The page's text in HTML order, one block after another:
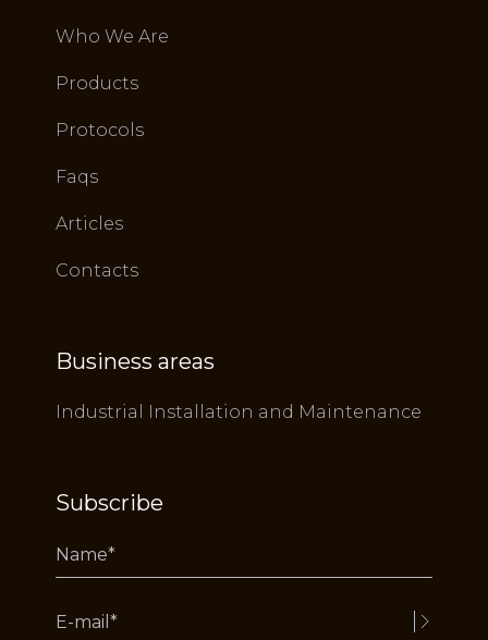
Who We Are
Products
Protocols
Faqs
Articles
Contacts
Business areas
Industrial Installation and Maintenance
Subscribe